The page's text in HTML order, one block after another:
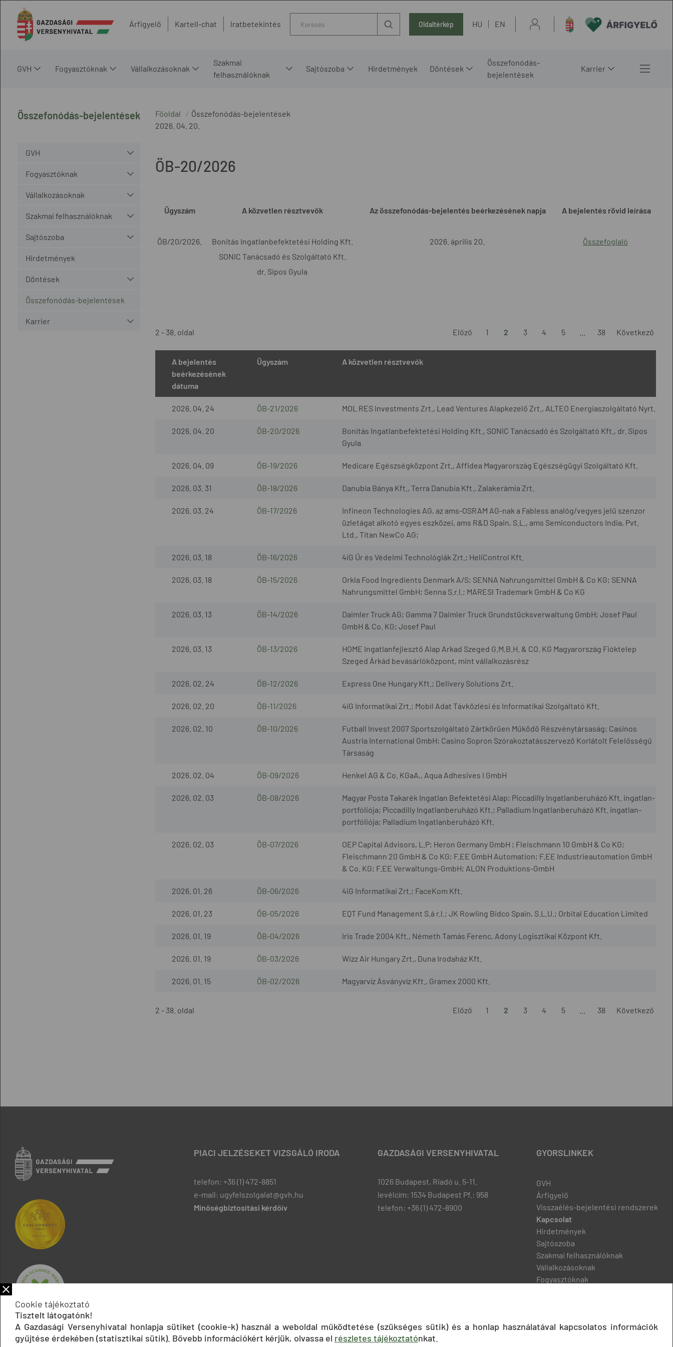
Árfigyelő Kartell-chat Iratbetekintés Oldaltérkép HU EN
GVH Fogyasztóknak Vállalkozásoknak
Szakmai
felhasználóknak
Sajtószoba Hirdetmények Döntések
Összefonódás-
bejelentések
Karrier
Összefonódás-bejelentések
GVH
Fogyasztóknak
Vállalkozásoknak
Szakmai felhasználóknak
Sajtószoba
Hirdetmények
Döntések
Összefonódás-bejelentések
Karrier
Főoldal
Összefonódás-bejelentések
2026. 04. 20.
ÖB-20/2026
Ügyszám A közvetlen résztvevők Az összefonódás-bejelentés beérkezésének napja A bejelentés rövid leírása
ÖB/20/2026.
Bonitás Ingatlanbefektetési Holding Kft.
SONIC Tanácsadó és Szolgáltató Kft.
dr. Sipos Gyula
2026. április 20. Összefoglaló
2 - 38. oldal Előző 1 2 3 4 5 38 Következő
A bejelentés
beérkezésének
dátuma
Ügyszám A közvetlen résztvevők
2026. 04. 24 ÖB-21/2026 MOL RES Investments Zrt., Lead Ventures Alapkezelő Zrt., ALTEO Energiaszolgáltató Nyrt.
2026. 04. 20 ÖB-20/2026
Bonitás Ingatlanbefektetési Holding Kft., SONIC Tanácsadó és Szolgáltató Kft., dr. Sipos
Gyula
2026. 04. 09 ÖB-19/2026 Medicare Egészségközpont Zrt., Affidea Magyarország Egészségügyi Szolgáltató Kft.
2026. 03. 31 ÖB-18/2026 Danubia Bánya Kft., Terra Danubia Kft., Zalakerámia Zrt.
2026. 03. 24 ÖB-17/2026
Infineon Technologies AG, az ams-OSRAM AG-nak a Fabless analóg/vegyes jelű szenzor
üzletágat alkotó egyes eszközei, ams R&D Spain, S.L., ams Semiconductors India, Pvt.
Ltd., Titan NewCo AG;
2026. 03. 18 ÖB-16/2026 4iG Űr és Védelmi Technológiák Zrt.; HeliControl Kft.
2026. 03. 18 ÖB-15/2026
Orkla Food Ingredients Denmark A/S; SENNA Nahrungsmittel GmbH & Co KG; SENNA
Nahrungsmittel GmbH; Senna S.r.l.; MARESI Trademark GmbH & Co KG
2026. 03. 13 ÖB-14/2026
Daimler Truck AG; Gamma 7 Daimler Truck Grundstücksverwaltung GmbH; Josef Paul
GmbH & Co. KG; Josef Paul
2026. 03. 13 ÖB-13/2026
HOME Ingatlanfejlesztő Alap Arkad Szeged G.M.B.H. & CO. KG Magyarország Fióktelep
Szeged Árkád bevásárlóközpont, mint vállalkozásrész
2026. 02. 24 ÖB-12/2026 Express One Hungary Kft.; Delivery Solutions Zrt.
2026. 02. 20 ÖB-11/2026 4iG Informatikai Zrt.; Mobil Adat Távközlési és Informatikai Szolgáltató Kft.
2026. 02. 10 ÖB-10/2026
Futball Invest 2007 Sportszolgáltató Zártkörűen Működő Részvénytársaság; Casinos
Austria International GmbH; Casino Sopron Szórakoztatásszervező Korlátolt Felelősségű
Társaság
2026. 02. 04 ÖB-09/2026 Henkel AG & Co. KGaA,, Aqua Adhesives I GmbH
2026. 02. 03 ÖB-08/2026
Magyar Posta Takarék Ingatlan Befektetési Alap; Piccadilly Ingatlanberuházó Kft. ingatlan-
portfóliója; Piccadilly Ingatlanberuházó Kft.; Palladium Ingatlanberuházó Kft. ingatlan-
portfóliója; Palladium Ingatlanberuházó Kft.
2026. 02. 03 ÖB-07/2026
OEP Capital Advisors, L.P; Heron Germany GmbH ; Fleischmann 10 GmbH & Co KG;
Fleischmann 20 GmbH & Co KG; F.EE GmbH Automation; F.EE Industrieautomation GmbH
& Co. KG; F.EE Verwaltungs-GmbH; ALON Produktions-GmbH
2026. 01. 26 ÖB-06/2026 4iG Informatikai Zrt.; FaceKom Kft.
2026. 01. 23 ÖB-05/2026 EQT Fund Management S.à r.l.; JK Rowling Bidco Spain, S.L.U.; Orbital Education Limited
2026. 01. 19 ÖB-04/2026 Iris Trade 2004 Kft., Németh Tamás Ferenc, Adony Logisztikai Központ Kft.
2026. 01. 19 ÖB-03/2026 Wizz Air Hungary Zrt., Duna Irodaház Kft.
2026. 01. 15 ÖB-02/2026 Magyarvíz Ásványvíz Kft., Gramex 2000 Kft.
2 - 38. oldal Előző 1 2 3 4 5 38 Következő
PIACI JELZÉSEKET VIZSGÁLÓ IRODA
telefon: +36 (1) 472-8851
e-mail: ugyfelszolgalat@gvh.hu
Minőségbiztosítási kérdőív
GAZDASÁGI VERSENYHIVATAL
1026 Budapest, Riadó u. 5-11.
levélcím: 1534 Budapest Pf.: 958
telefon: +36 (1) 472-8900
GYORSLINKEK
GVH
Árfigyelő
Visszaélés-bejelentési rendszerek
Kapcsolat
Hirdetmények
Sajtószoba
Szakmai felhasználóknak
Vállalkozásoknak
Fogyasztóknak
Cookie tájékoztató
Tisztelt látogatónk!
A Gazdasági Versenyhivatal honlapja sütiket (cookie-k) használ a weboldal működtetése (szükséges sütik) és a honlap használatával kapcsolatos információk
gyűjtése érdekében (statisztikai sütik). Bővebb információkért kérjük, olvassa el részletes tájékoztatónkat.